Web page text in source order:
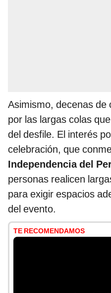
Asimismo, decenas de
por las largas colas
del desfile. El interés
celebración, que
Independencia del
personas realicen
para exigir espacios
del evento.
TE RECOMENDAMOS